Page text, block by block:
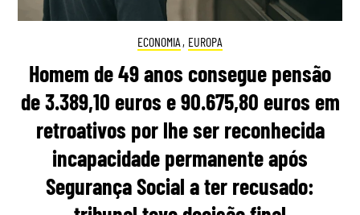
ECONOMIA , EUROPA
Homem de 49 anos consegue pensão
de 3.389,10 euros e 90.675,80 euros em
retroativos por lhe ser reconhecida
incapacidade permanente após
Segurança Social a ter recusado: